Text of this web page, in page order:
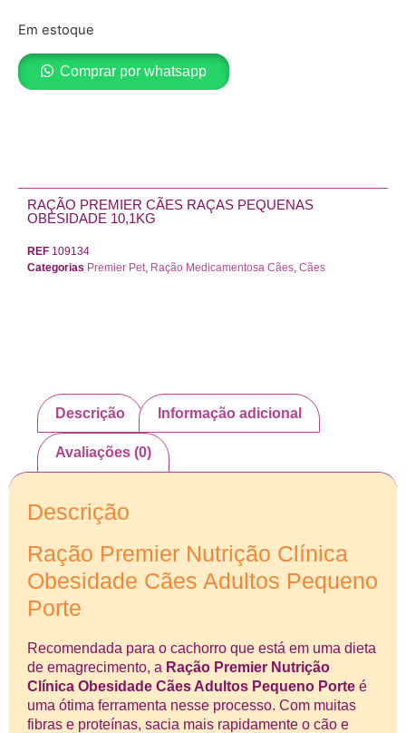
Em estoque
Comprar por whatsapp
RAÇÃO PREMIER CÃES RAÇAS PEQUENAS
OBESIDADE 10,1KG
REF 109134
Categorias Premier Pet Ração Medicamentosa Cães Cães
Descrição Informação adicional
Avaliações (0)
Descrição
Ração Premier Nutrição Clínica
Obesidade Cães Adultos Pequeno
Porte
Recomendada para o cachorro que está em uma dieta
de emagrecimento, a Ração Premier Nutrição
Clínica Obesidade Cães Adultos Pequeno Porte é
uma ótima ferramenta nesse processo. Com muitas
fibras e proteínas, sacia mais rapidamente o cão e